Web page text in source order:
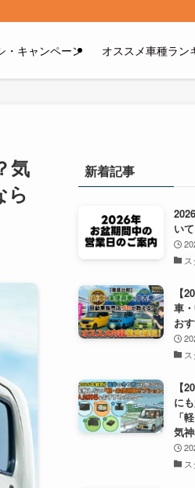
・キャンペーン オススメ車種ラン
気
ら
新着記事
いて
【
車
お
【
に
「
気